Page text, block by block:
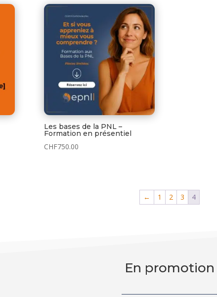
Les bases de la PNL –
Formation en présentiel
CHF750.00
← 1 2 3 4
En promotion